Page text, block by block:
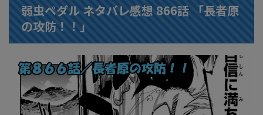
弱虫ペダル ネタバレ感想 866話 「長者原
の攻防！！」